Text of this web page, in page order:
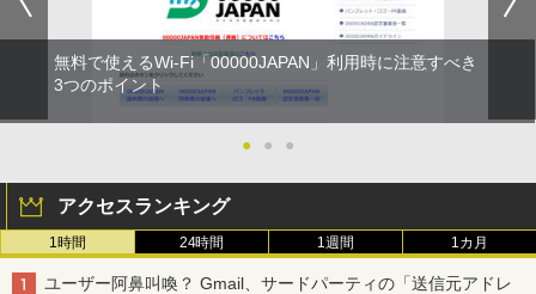
無料で使えるWi-Fi「00000JAPAN」利用時に注意すべき
3つのポイント
● ● ●
アクセスランキング
1時間 24時間 1週間 1カ月
ユーザー阿鼻叫喚？ Gmail、サードパーティの「送信元アドレ